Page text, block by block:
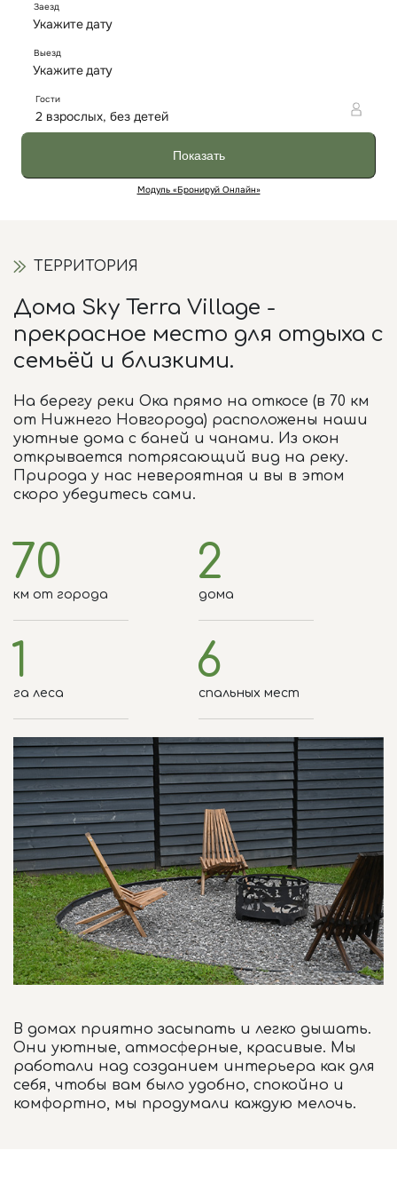
ТЕРРИТОРИЯ
Дома Sky Terra Village -
прекрасное место для отдыха с
семьёй и близкими.
На берегу реки Ока прямо на откосе (в 70 км
от Нижнего Новгорода) расположены наши
уютные дома с баней и чанами. Из окон
открывается потрясающий вид на реку.
Природа у нас невероятная и вы в этом
скоро убедитесь сами.
70
км от города
2
дома
1
га леса
6
спальных мест
В домах приятно засыпать и легко дышать.
Они уютные, атмосферные, красивые. Мы
работали над созданием интерьера как для
себя, чтобы вам было удобно, спокойно и
комфортно, мы продумали каждую мелочь.